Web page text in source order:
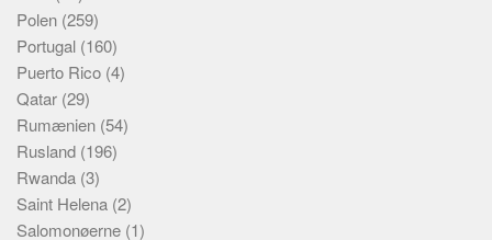
Polen (259)
Portugal (160)
Puerto Rico (4)
Qatar (29)
Rumænien (54)
Rusland (196)
Rwanda (3)
Saint Helena (2)
Salomonøerne (1)